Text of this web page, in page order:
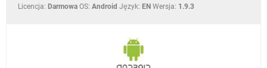
Licencja: Darmowa OS: Android Język: EN Wersja: 1.9.3